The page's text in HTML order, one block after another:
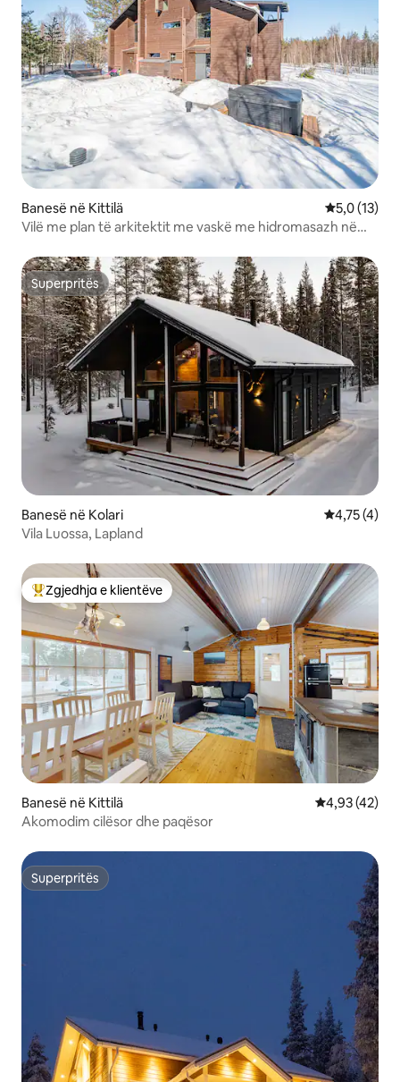
Banesë në Kittilä Vlerësimi
5,0 (13)
Vilë me plan të arkitektit me vaskë me hidromasazh në
Superpritës
Superpritës
Banesë në Kolari Vlerësimi
4,75 (4)
Vila Luossa, Lapland
Më të mirat e zgjedhjeve të klientëve
Zgjedhja e klientëve
Banesë në Kittilä Vlerësimi
4,93 (42)
Akomodim cilësor dhe paqësor
Superpritës
Superpritës